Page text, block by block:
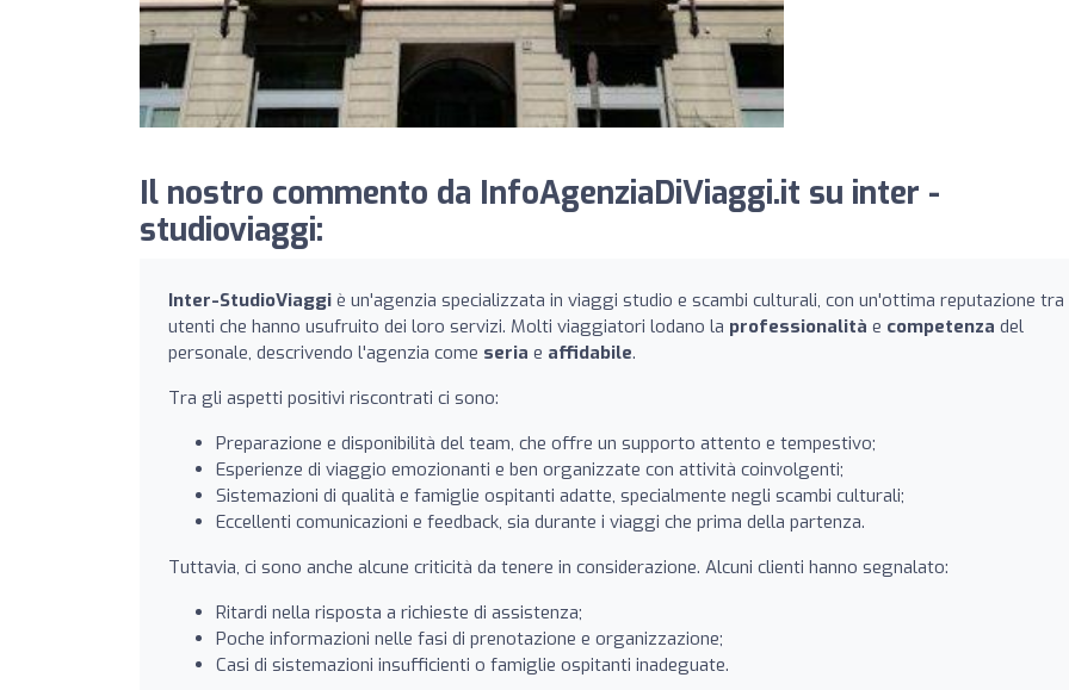
Il nostro commento da InfoAgenziaDiViaggi.it su inter -
studioviaggi:
Inter-StudioViaggi è un'agenzia specializzata in viaggi studio e scambi culturali, con un'ottima reputazione
utenti che hanno usufruito dei loro servizi. Molti viaggiatori lodano la professionalità e competenza del
personale, descrivendo l'agenzia come seria e affidabile.
Tra gli aspetti positivi riscontrati ci sono:
Preparazione e disponibilità del team, che offre un supporto attento e tempestivo;
Esperienze di viaggio emozionanti e ben organizzate con attività coinvolgenti;
Sistemazioni di qualità e famiglie ospitanti adatte, specialmente negli scambi culturali;
Eccellenti comunicazioni e feedback, sia durante i viaggi che prima della partenza.
Tuttavia, ci sono anche alcune criticità da tenere in considerazione. Alcuni clienti hanno segnalato:
Ritardi nella risposta a richieste di assistenza;
Poche informazioni nelle fasi di prenotazione e organizzazione;
Casi di sistemazioni insufficienti o famiglie ospitanti inadeguate.